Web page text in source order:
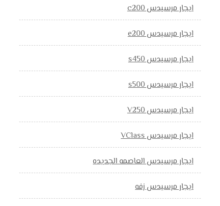
ايجار مرسيدس c200
ايجار مرسيدس e200
ايجار مرسيدس s450
ايجار مرسيدس s500
ايجار مرسيدس V250
ايجار مرسيدس VClass
ايجار مرسيدس العاصمه الجديده
ايجار مرسيدس زفه